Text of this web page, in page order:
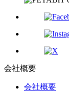
会社概要
会社概要